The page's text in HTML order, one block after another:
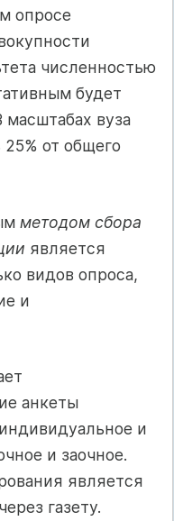
опросе
численностью
будет
вуза
от общего
методом сбора
является
видов опроса,
и
анкеты
и
и заочное.
является
газету.